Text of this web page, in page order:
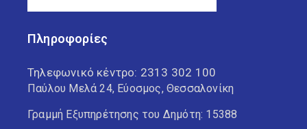
Πληροφορίες
Τηλεφωνικό κέντρο: 2313 302 100
Παύλου Μελά 24, Εύοσμος, Θεσσαλονίκη
Γραμμή Εξυπηρέτησης του Δημότη: 15388